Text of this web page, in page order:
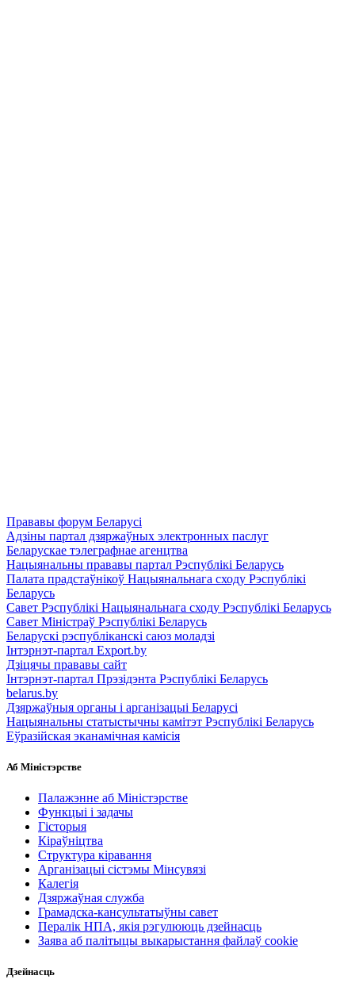
Прававы форум Беларусі
Адзіны партал дзяржаўных электронных паслуг
Беларускае тэлеграфнае агенцтва
Нацыянальны прававы партал Рэспублікі Беларусь
Палата прадстаўнікоў Нацыянальнага сходу Рэспублікі
Беларусь
Савет Рэспублікі Нацыянальнага сходу Рэспублікі Беларусь
Савет Міністраў Рэспублікі Беларусь
Беларускі рэспубліканскі саюз моладзі
Інтэрнэт-партал Export.by
Дзіцячы прававы сайт
Інтэрнэт-партал Прэзідэнта Рэспублікі Беларусь
belarus.by
Дзяржаўныя органы і арганізацыі Беларусі
Нацыянальны статыстычны камітэт Рэспублікі Беларусь
Еўразійская эканамічная камісія
Аб Міністэрстве
Палажэнне аб Міністэрстве
Функцыі і задачы
Гісторыя
Кіраўніцтва
Структура кіравання
Арганізацыі сістэмы Мінсувязі
Калегія
Дзяржаўная служба
Грамадска-кансультатыўны савет
Пералік НПА, якія рэгулююць дзейнасць
Заява аб палітыцы выкарыстання файлаў cookie
Дзейнасць